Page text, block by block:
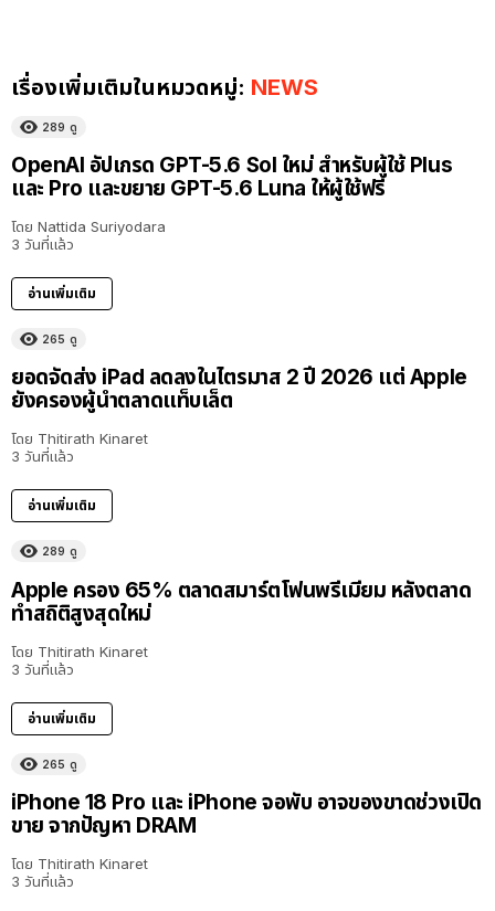
เรื่องเพิ่มเติมในหมวดหมู่: NEWS
289 ดู
OpenAI อัปเกรด GPT-5.6 Sol ใหม่ สำหรับผู้ใช้ Plus
และ Pro และขยาย GPT-5.6 Luna ให้ผู้ใช้ฟรี
โดย Nattida Suriyodara
3 วันที่แล้ว
อ่านเพิ่มเติม
265 ดู
ยอดจัดส่ง iPad ลดลงในไตรมาส 2 ปี 2026 แต่ Apple
ยังครองผู้นำตลาดแท็บเล็ต
โดย Thitirath Kinaret
3 วันที่แล้ว
อ่านเพิ่มเติม
289 ดู
Apple ครอง 65% ตลาดสมาร์ตโฟนพรีเมียม หลังตลาด
ทำสถิติสูงสุดใหม่
โดย Thitirath Kinaret
3 วันที่แล้ว
อ่านเพิ่มเติม
265 ดู
iPhone 18 Pro และ iPhone จอพับ อาจของขาดช่วงเปิด
ขาย จากปัญหา DRAM
โดย Thitirath Kinaret
3 วันที่แล้ว